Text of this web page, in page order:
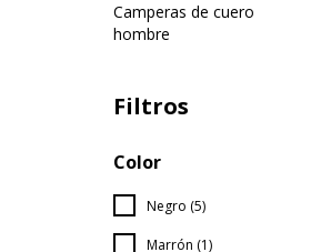
Camperas de cuero
hombre
Filtros
Color
Negro (5)
Marrón (1)